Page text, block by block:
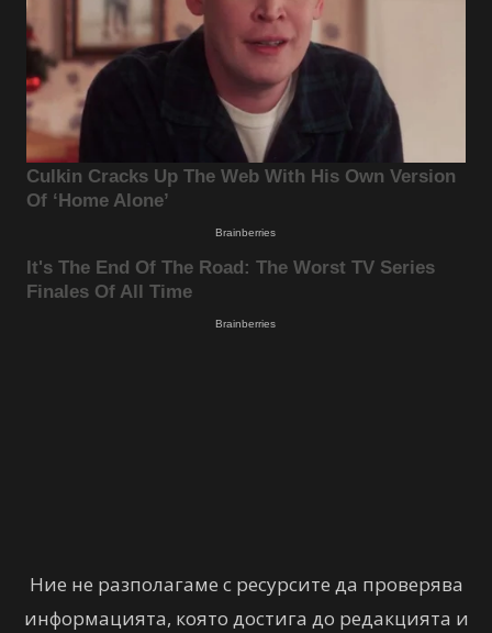
Ние не разполагаме с ресурсите да проверява
информацията, която достига до редакцията и